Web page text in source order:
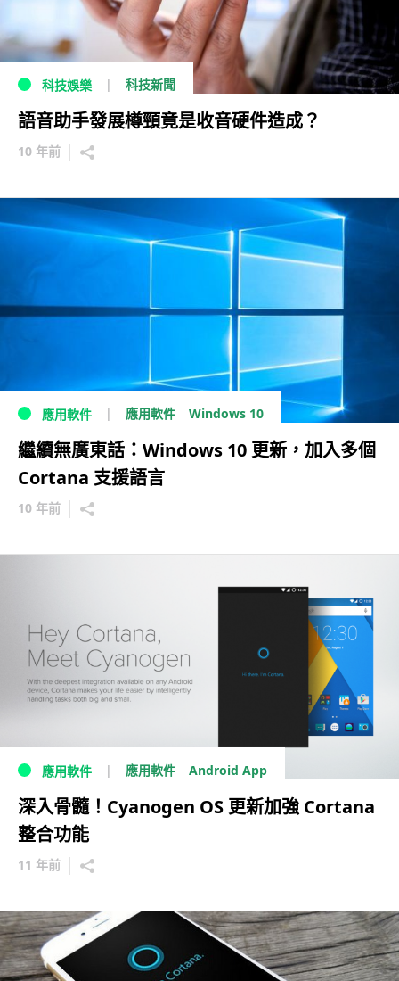
科技娛樂 科技新聞
語音助手發展樽頸竟是收音硬件造成？
10 年前
應用軟件 應用軟件 Windows 10
繼續無廣東話：Windows 10 更新，加入多個
Cortana 支援語言
10 年前
應用軟件 應用軟件 Android App
深入骨髓！Cyanogen OS 更新加強 Cortana
整合功能
11 年前